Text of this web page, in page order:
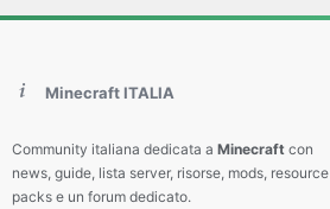
Minecraft ITALIA
Community italiana dedicata a Minecraft con
news, guide, lista server, risorse, mods, resource
packs e un forum dedicato.